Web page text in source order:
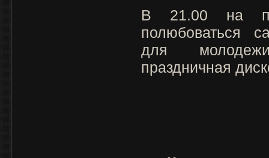
В 21.00 на
полюбоваться
для
праздничная